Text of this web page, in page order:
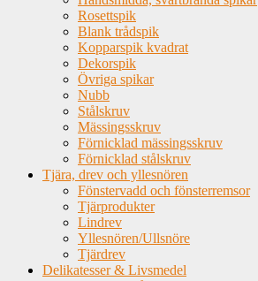
Rosettspik
Blank trådspik
Kopparspik kvadrat
Dekorspik
Övriga spikar
Nubb
Stålskruv
Mässingsskruv
Förnicklad mässingsskruv
Förnicklad stålskruv
Tjära, drev och yllesnören
Fönstervadd och fönsterremsor
Tjärprodukter
Lindrev
Yllesnören/Ullsnöre
Tjärdrev
Delikatesser & Livsmedel